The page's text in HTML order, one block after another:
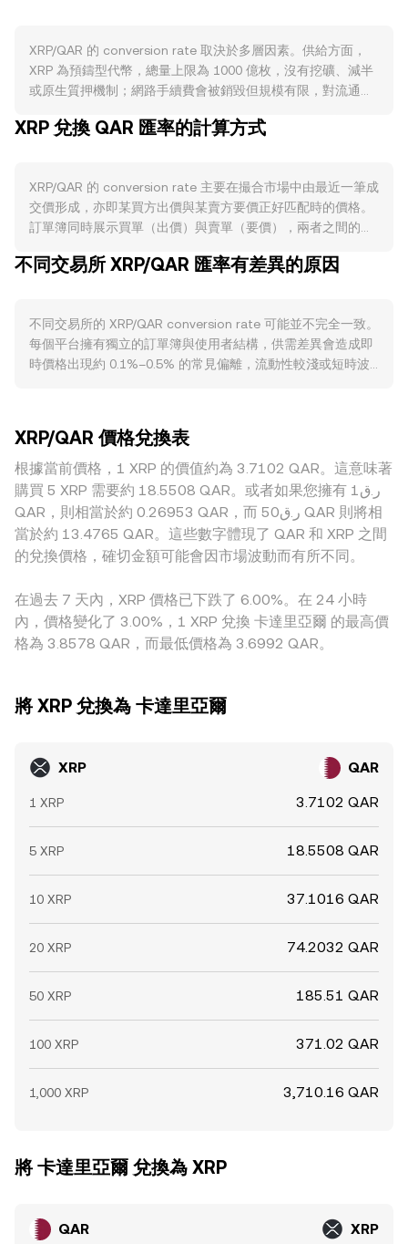
XRP/QAR 的 conversion rate 取決於多層因素。供給方面，
XRP 為預鑄型代幣，總量上限為 1000 億枚，沒有挖礦、減半
或原生質押機制；網路手續費會被銷毀但規模有限，對流通量
XRP，未用部分會回存，這些託管解鎖與回存的節奏會影響市
AMM、NFT（XLS-20）與代幣化應用，鏈上活動增減會改變
對 XRP 的實際需求。宏觀上，XRP 像多數加密資產一樣對比
特幣走勢有高度相關性，風險偏好強時流入增加，風險偏好降
元的穩定使得美元走勢、利率與能源價格周期間接影響到以
非地區的加密許可框架，皆可能帶來流動性與可及性變化，進
而影響 XRP/QAR 的短期波動。技術層面，永續合約資金費率
的偏離、選擇權到期集中日、巨鯨地址的大額鏈上轉帳、交易
XRP 兌換 QAR 匯率的計算方式
XRP/QAR 的 conversion rate 主要在撮合市場中由最近一筆成
交價形成，亦即某買方出價與某賣方要價正好匹配時的價格。
訂單簿同時展示買單（出價）與賣單（要價），兩者之間的差
佳賣價的平均數可作為參考的中間價。跨多個平台時，數據提
價格影響越大。對於基礎換算，若當前 conversion rate 為
R，則以 QAR 計值等於 XRP 數量乘上 R，即 QAR Value =
XRP Amount × rate；反過來，XRP Amount = QAR Value /
積關係，池內即時價格可由 price = y/x 近似表示，這些鏈上價
格再透過套利與做市與中心化市場互相影響，最終反映在
XRP/QAR 的整體報價。
不同交易所 XRP/QAR 匯率有差異的原因
不同交易所的 XRP/QAR conversion rate 可能並不完全一致。
每個平台擁有獨立的訂單簿與使用者結構，供需差異會造成即
時價格出現約 0.1%–0.5% 的常見偏離，流動性較淺或短時波
或折價，例如某地合規門檻、法幣入金通道或歷史上上架狀態
的差異，會改變當地市場的可交易性與流動性。實務上，許多
平台的 XRP 報價先經由 XRP/USDT 或 XRP/USD，再折算為
QAR；若 USDT 對美元有微小溢折價，或本地 QAR/USDT 報
價存在基差，都會傳導至最終的 XRP/QAR 定價。跨所套利雖
能在一定程度上收斂價差，但受限於手續費、提現與入金時
間、風控與額度限制，仍可能出現短暫且可觀的差異。
XRP/QAR 價格兌換表
根據當前價格，1 XRP 的價值約為 3.7102 QAR。這意味著
購買 5 XRP 需要約 18.5508 QAR。或者如果您擁有 ر.ق1
QAR，則相當於約 0.26953 QAR，而 ر.ق50 QAR 則將相
當於約 13.4765 QAR。這些數字體現了 QAR 和 XRP 之間
的兌換價格，確切金額可能會因市場波動而有所不同。
在過去 7 天內，XRP 價格已下跌了 6.00%。在 24 小時
內，價格變化了 3.00%，1 XRP 兌換 卡達里亞爾 的最高價
格為 3.8578 QAR，而最低價格為 3.6992 QAR。
將 XRP 兌換為 卡達里亞爾
XRP QAR
1 XRP 3.7102 QAR
5 XRP 18.5508 QAR
10 XRP 37.1016 QAR
20 XRP 74.2032 QAR
50 XRP 185.51 QAR
100 XRP 371.02 QAR
1,000 XRP 3,710.16 QAR
將 卡達里亞爾 兌換為 XRP
QAR XRP